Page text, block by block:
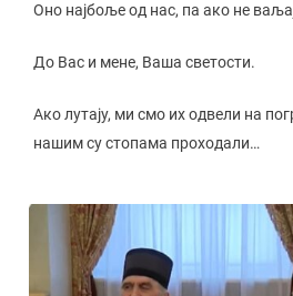
Оно најбоље од нас, па ако не
До Вас и мене, Ваша светости.
Ако лутају, ми смо их одвели на
нашим су стопама проходали…